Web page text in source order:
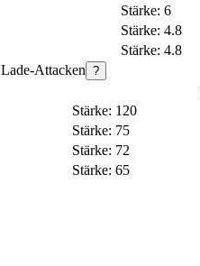
6
4.8
4.8
Lade-Attacken ?
120
75
72
65